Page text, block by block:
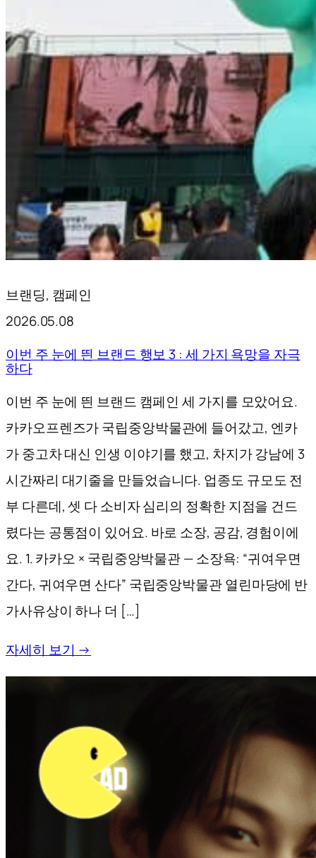
브랜딩, 캠페인
2026.05.08
이번 주 눈에 띈 브랜드 행보 3 : 세 가지 욕망을 자극
하다
이번 주 눈에 띈 브랜드 캠페인 세 가지를 모았어요.
카카오프렌즈가 국립중앙박물관에 들어갔고, 엔카
가 중고차 대신 인생 이야기를 했고, 차지가 강남에 3
시간짜리 대기줄을 만들었습니다. 업종도 규모도 전
부 다른데, 셋 다 소비자 심리의 정확한 지점을 건드
렸다는 공통점이 있어요. 바로 소장, 공감, 경험이에
요. 1. 카카오 × 국립중앙박물관 — 소장욕: “귀여우면
간다, 귀여우면 산다” 국립중앙박물관 열린마당에 반
가사유상이 하나 더 […]
자세히 보기 →